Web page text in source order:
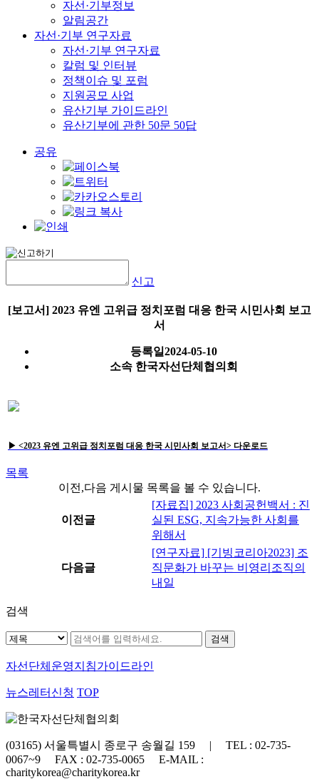
자선·기부정보
알림공간
자선·기부 연구자료
자선·기부 연구자료
칼럼 및 인터뷰
정책이슈 및 포럼
지원공모 사업
유산기부 가이드라인
유산기부에 관한 50문 50답
공유
신고
[보고서] 2023 유엔 고위급 정치포럼 대응 한국 시민사회 보고
서
등록일2024-05-10
소속 한국자선단체협의회
▶ <2023 유엔 고위급 정치포럼 대응 한국 시민사회 보고서> 다운로드
목록
이전,다음 게시물 목록을 볼 수 있습니다.
이전글
[자료집] 2023 사회공헌백서 : 진
실된 ESG, 지속가능한 사회를
위해서
다음글
[연구자료] [기빙코리아2023] 조
직문화가 바꾸는 비영리조직의
내일
검색
자선단체 운영지침가이드라인
뉴스레터신청 TOP
(03165) 서울특별시 종로구 송월길 159 | TEL : 02-735-
0067~9 FAX : 02-735-0065 E-MAIL :
charitykorea@charitykorea.kr